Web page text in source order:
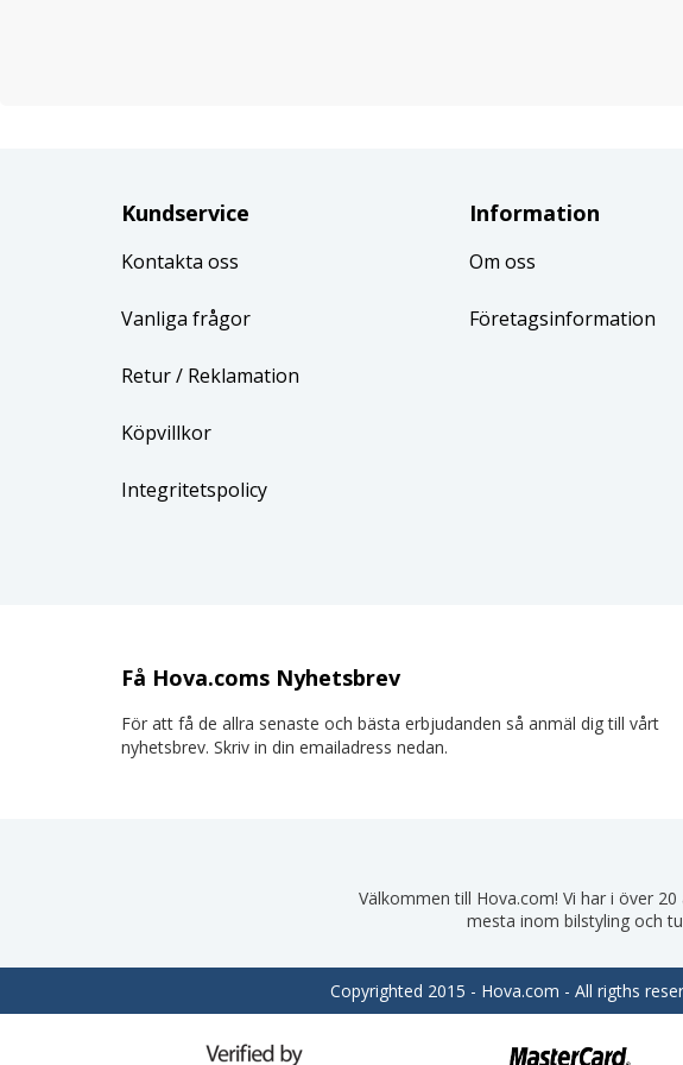
Kundservice
Kontakta oss
Vanliga frågor
Retur/ Reklamation
Köpvillkor
Integritetspolicy
Information
Om oss
Företagsinformation
Få Hova.coms Nyhetsbrev
För att få de allra senaste och bästa erbjudanden så anmäl dig till vårt
nyhetsbrev. Skriv in din emailadress nedan.
Välkommen till Hova.com! Vi har i över
mesta inom bilstyling och
Copyrighted 2015 - Hova.com - All rigths